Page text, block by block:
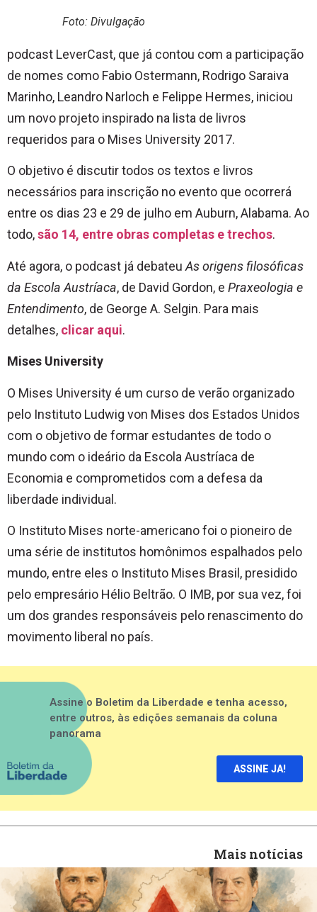
Foto: Divulgação
podcast LeverCast, que já contou com a participação
de nomes como Fabio Ostermann, Rodrigo Saraiva
Marinho, Leandro Narloch e Felippe Hermes, iniciou
um novo projeto inspirado na lista de livros
requeridos para o Mises University 2017.
O objetivo é discutir todos os textos e livros
necessários para inscrição no evento que ocorrerá
entre os dias 23 e 29 de julho em Auburn, Alabama. Ao
todo,são 14, entre obras completas e trechos.
Até agora, o podcast já debateu As origens filosóficas
da Escola Austríaca, de David Gordon, e Praxeologia e
Entendimento, de George A. Selgin. Para mais
detalhes, clicar aqui.
Mises University
O Mises University é um curso de verão organizado
pelo Instituto Ludwig von Mises dos Estados Unidos
com o objetivo de formar estudantes de todo o
mundo com o ideário da Escola Austríaca de
Economia e comprometidos com a defesa da
liberdade individual.
O Instituto Mises norte-americano foi o pioneiro de
uma série de institutos homônimos espalhados pelo
mundo, entre eles o Instituto Mises Brasil, presidido
pelo empresário Hélio Beltrão. O IMB, por sua vez, foi
um dos grandes responsáveis pelo renascimento do
movimento liberal no país.
Assine o Boletim da Liberdade e tenha acesso,
entre outros, às edições semanais da coluna
panorama
ASSINE JA!
Mais notícias